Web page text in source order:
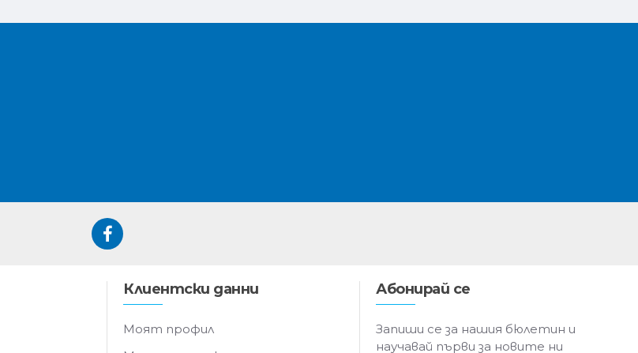
Клиентски данни
Моят профил
Абонирай се
Запиши се за нашия бюлетин и
научавай първи за новите ни